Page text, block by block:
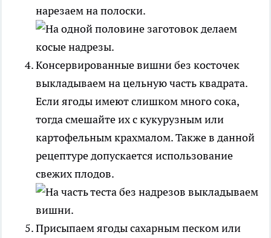
нарезаем на полоски.
Консервированные вишни без косточек
выкладываем на цельную часть квадрата.
Если ягоды имеют слишком много сока,
тогда смешайте их с кукурузным или
картофельным крахмалом. Также в данной
рецептуре допускается использование
свежих плодов.
Присыпаем ягоды сахарным песком или